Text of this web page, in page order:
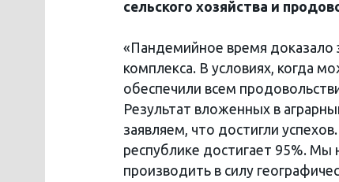
сельского хозяйства и
«Пандемийное время
комплекса. В условиях, когда
обеспечили всем
Результат вложенных в
заявляем, что достигли
республике достигает 95%.
производить в силу